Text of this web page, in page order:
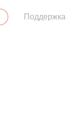
Поддержка